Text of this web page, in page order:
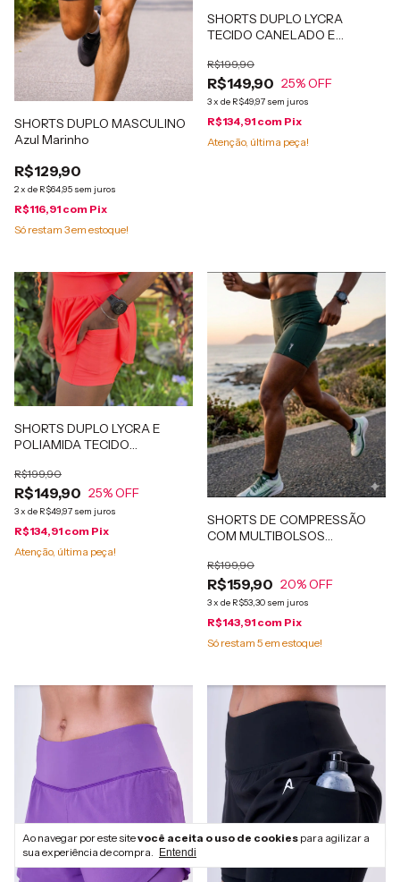
Ao navegar por este sitevocê aceita o uso de cookies para agilizar a
sua experiência de compra.
Entendi
SHORTS DUPLO MASCULINO
Azul Marinho
R$129,90
2x de R$64,95 sem juros
R$116,91 com Pix
Só restam 3em estoque!
SHORTS DUPLO LYCRA
TECIDO CANELADO E
LATERAIS PATIMODAFITNESS
Preto
R$149,90
R$199,90
25% OFF
3x de R$49,97 sem juros
R$134,91 com Pix
Atenção, última peça!
SHORTS DUPLO LYCRA E
POLIAMIDA TECIDO
LATERAIS PATIMODAFITNESS
Laranja neon
R$149,90
R$199,90
25% OFF
3x de R$49,97 sem juros
R$134,91 com Pix
Atenção, última peça!
SHORTS DE COMPRESSÃO
COM MULTIBOLSOS
Militar
R$159,90
R$199,90
20% OFF
3x de R$53,30 sem juros
R$143,91 com Pix
Só restam 5 em estoque!